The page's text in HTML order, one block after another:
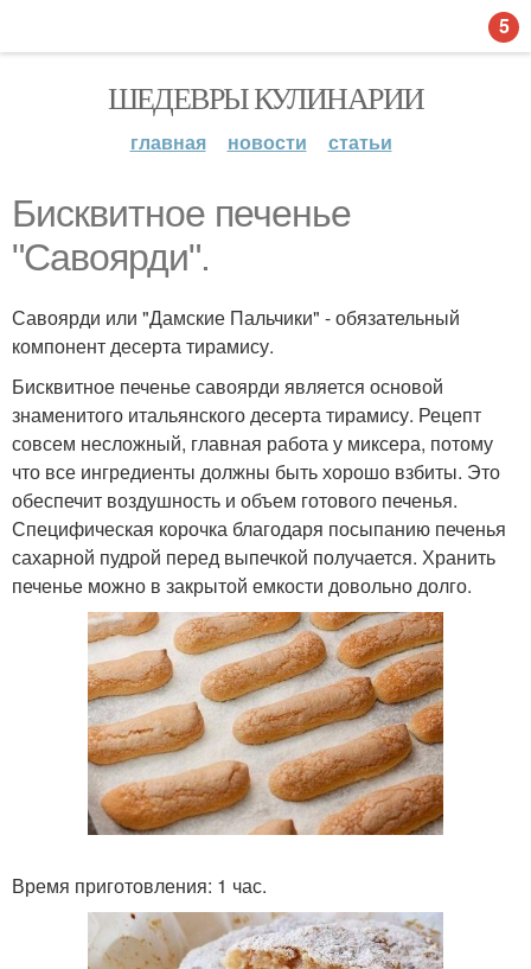
ШЕДЕВРЫ КУЛИНАРИИ
главная новости статьи
Бисквитное печенье
"Савоярди".
Савоярди или "Дамские Пальчики" - обязательный
компонент десерта тирамису.
Бисквитное печенье савоярди является основой
знаменитого итальянского десерта тирамису. Рецепт
совсем несложный, главная работа у миксера, потому
что все ингредиенты должны быть хорошо взбиты. Это
обеспечит воздушность и объем готового печенья.
Специфическая корочка благодаря посыпанию печенья
сахарной пудрой перед выпечкой получается. Хранить
печенье можно в закрытой емкости довольно долго.
Время приготовления: 1 час.
5